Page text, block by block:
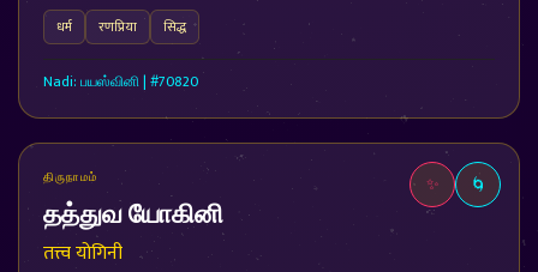
धर्म रणप्रिया सिद्ध
Nadi: பயஸ்வினி | #70820
✨ 🌀
திருநாமம்
தத்துவ யோகினி
तत्त्व योगिनी